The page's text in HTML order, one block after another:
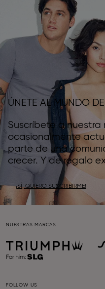
ÚNETE AL MUNDO
Suscríbete a nuestra
ocasionalmente
parte de una
crecer. Y de regalo
¡SÍ, QUIERO SUSCRIBIRME!
NUESTRAS MARCAS
FOLLOW US